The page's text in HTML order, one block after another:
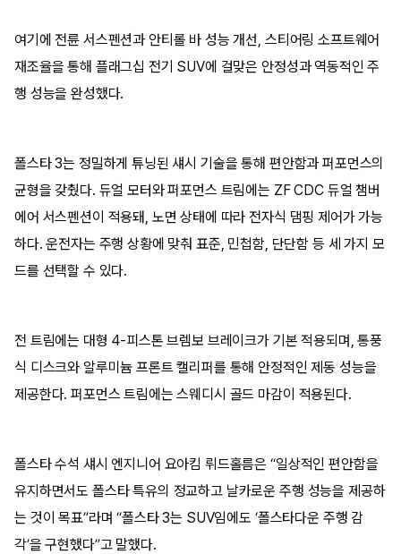
여기에 전륜 서스펜션과 안티롤 바 성능 개선, 스티어링 소프트웨어
재조율을 통해 플래그십 전기 SUV에 걸맞은 안정성과 역동적인 주
행 성능을 완성했다.
폴스타 3는 정밀하게 튜닝된 섀시 기술을 통해 편안함과 퍼포먼스의
균형을 갖췄다. 듀얼 모터와 퍼포먼스 트림에는 ZF CDC 듀얼 챔버
에어 서스펜션이 적용돼, 노면 상태에 따라 전자식 댐핑 제어가 가능
하다. 운전자는 주행 상황에 맞춰 표준, 민첩함, 단단함 등 세 가지 모
드를 선택할 수 있다.
전 트림에는 대형 4-피스톤 브렘보 브레이크가 기본 적용되며, 통풍
식 디스크와 알루미늄 프론트 캘리퍼를 통해 안정적인 제동 성능을
제공한다. 퍼포먼스 트림에는 스웨디시 골드 마감이 적용된다.
폴스타 수석 섀시 엔지니어 요아킴 뤼드홀름은 “일상적인 편안함을
유지하면서도 폴스타 특유의 정교하고 날카로운 주행 성능을 제공하
는 것이 목표”라며 “폴스타 3는 SUV임에도 ‘폴스타다운 주행 감
각’을 구현했다”고 말했다.